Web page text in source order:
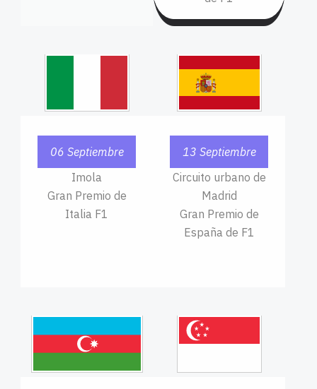
06 Septiembre
Imola
Gran Premio de
Italia F1
13 Septiembre
Circuito urbano de
Madrid
Gran Premio de
España de F1